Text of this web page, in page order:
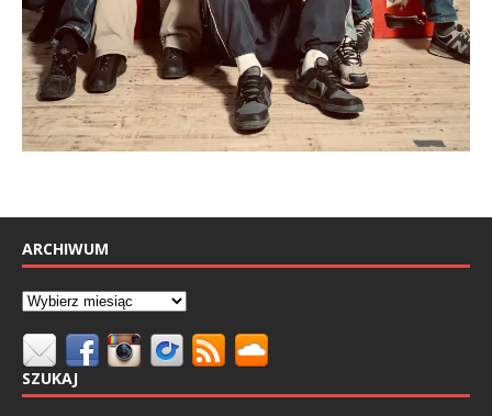
ARCHIWUM
SZUKAJ